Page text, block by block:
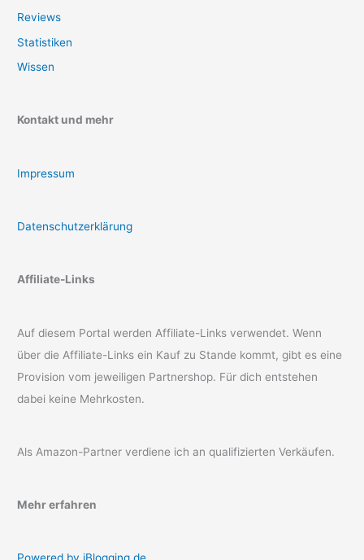
Reviews
Statistiken
Wissen
Kontakt und mehr
Impressum
Datenschutzerklärung
Affiliate-Links
Auf diesem Portal werden Affiliate-Links verwendet. Wenn
über die Affiliate-Links ein Kauf zu Stande kommt, gibt es eine
Provision vom jeweiligen Partnershop. Für dich entstehen
dabei keine Mehrkosten.
Als Amazon-Partner verdiene ich an qualifizierten Verkäufen.
Mehr erfahren